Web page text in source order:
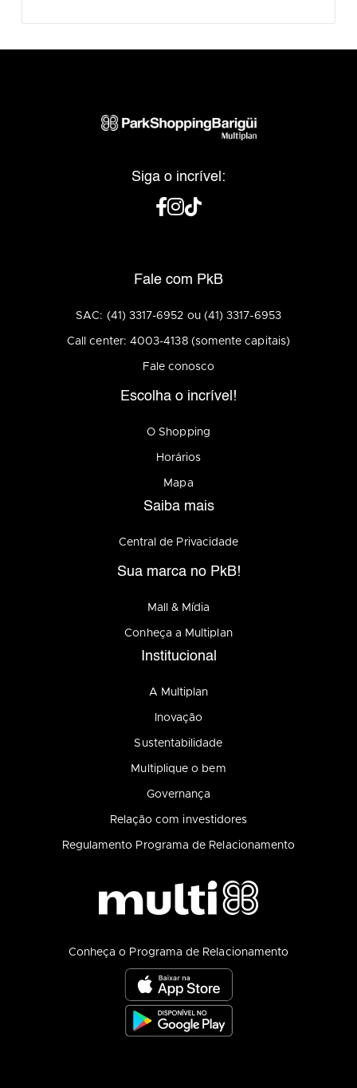
Siga o incrível:
Fale com PkB
SAC: (41) 3317-6952 ou (41) 3317-6953
Call center: 4003-4138 (somente capitais)
Fale conosco
Escolha o incrível!
O Shopping
Horários
Mapa
Saiba mais
Central de Privacidade
Sua marca no PkB!
Mall & Mídia
Conheça a Multiplan
Institucional
A Multiplan
Inovação
Sustentabilidade
Multiplique o bem
Governança
Relação com investidores
Regulamento Programa de Relacionamento
Conheça o Programa de Relacionamento